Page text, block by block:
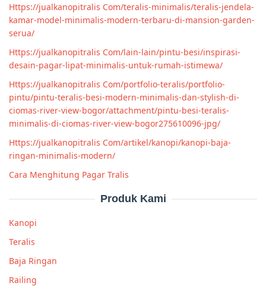
Https://jualkanopitralis Com/teralis-minimalis/teralis-jendela-
kamar-model-minimalis-modern-terbaru-di-mansion-garden-
serua/
Https://jualkanopitralis Com/lain-lain/pintu-besi/inspirasi-
desain-pagar-lipat-minimalis-untuk-rumah-istimewa/
Https://jualkanopitralis Com/portfolio-teralis/portfolio-
pintu/pintu-teralis-besi-modern-minimalis-dan-stylish-di-
ciomas-river-view-bogor/attachment/pintu-besi-teralis-
minimalis-di-ciomas-river-view-bogor275610096-jpg/
Https://jualkanopitralis Com/artikel/kanopi/kanopi-baja-
ringan-minimalis-modern/
Cara Menghitung Pagar Tralis
Produk Kami
Kanopi
Teralis
Baja Ringan
Railing